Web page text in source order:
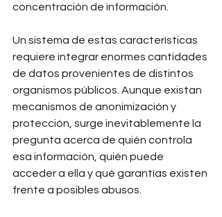
concentración de información.
Un sistema de estas características
requiere integrar enormes cantidades
de datos provenientes de distintos
organismos públicos. Aunque existan
mecanismos de anonimización y
protección, surge inevitablemente la
pregunta acerca de quién controla
esa información, quién puede
acceder a ella y qué garantías existen
frente a posibles abusos.